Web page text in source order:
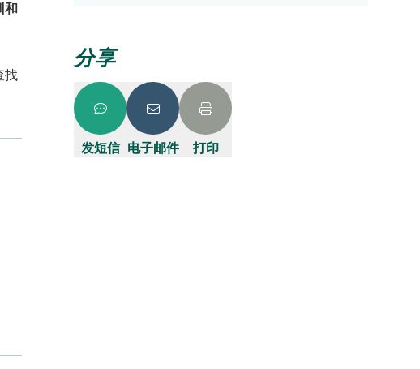
和
找
分享
发短信 电子邮件 打印